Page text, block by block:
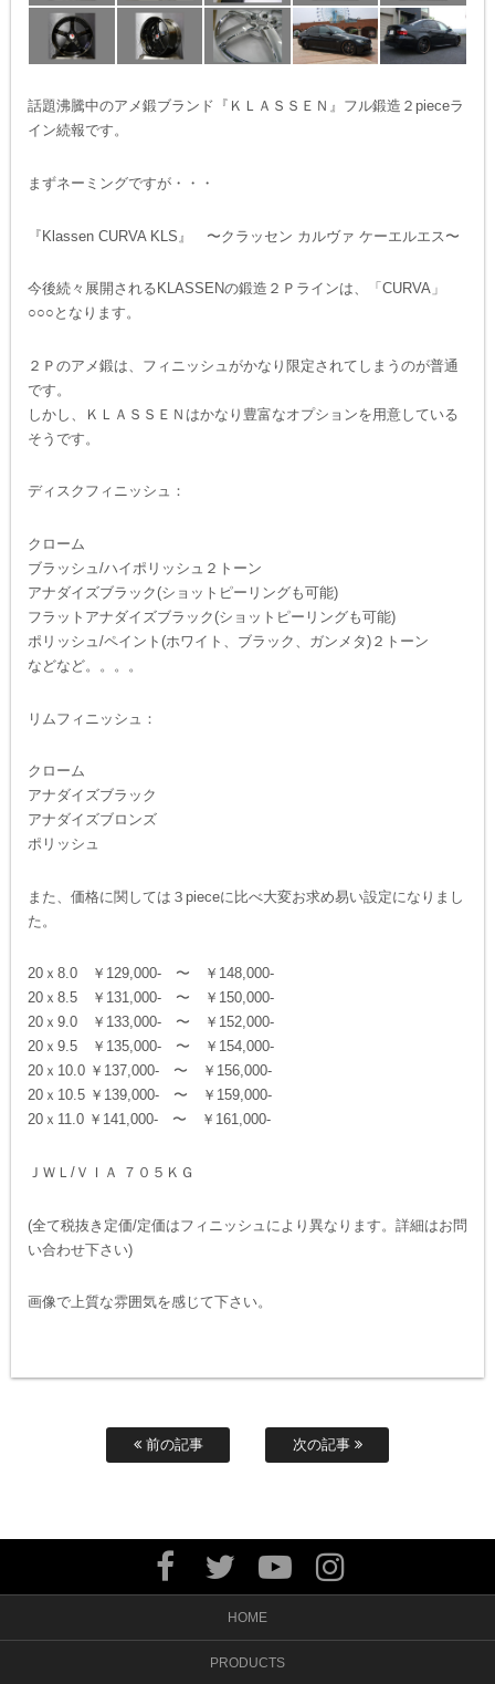
話題沸騰中のアメ鍛ブランド『ＫＬＡＳＳＥＮ』フル鍛造２pieceラ
イン続報です。
まずネーミングですが・・・
『Klassen CURVA KLS』 〜クラッセン カルヴァ ケーエルエス〜
今後続々展開されるKLASSENの鍛造２Ｐラインは、「CURVA」
○○○となります。
２Ｐのアメ鍛は、フィニッシュがかなり限定されてしまうのが普通
です。
しかし、ＫＬＡＳＳＥＮはかなり豊富なオプションを用意している
そうです。
ディスクフィニッシュ：
クローム
ブラッシュ/ハイポリッシュ２トーン
アナダイズブラック(ショットピーリングも可能)
フラットアナダイズブラック(ショットピーリングも可能)
ポリッシュ/ペイント(ホワイト、ブラック、ガンメタ)２トーン
などなど。。。。
リムフィニッシュ：
クローム
アナダイズブラック
アナダイズブロンズ
ポリッシュ
また、価格に関しては３pieceに比べ大変お求め易い設定になりまし
た。
20ｘ8.0 ￥129,000- 〜 ￥148,000-
20ｘ8.5 ￥131,000- 〜 ￥150,000-
20ｘ9.0 ￥133,000- 〜 ￥152,000-
20ｘ9.5 ￥135,000- 〜 ￥154,000-
20ｘ10.0 ￥137,000- 〜 ￥156,000-
20ｘ10.5 ￥139,000- 〜 ￥159,000-
20ｘ11.0 ￥141,000- 〜 ￥161,000-
ＪＷＬ/ＶＩＡ ７０５ＫＧ
(全て税抜き定価/定価はフィニッシュにより異なります。詳細はお問
い合わせ下さい)
画像で上質な雰囲気を感じて下さい。
前の記事 次の記事
HOME
PRODUCTS